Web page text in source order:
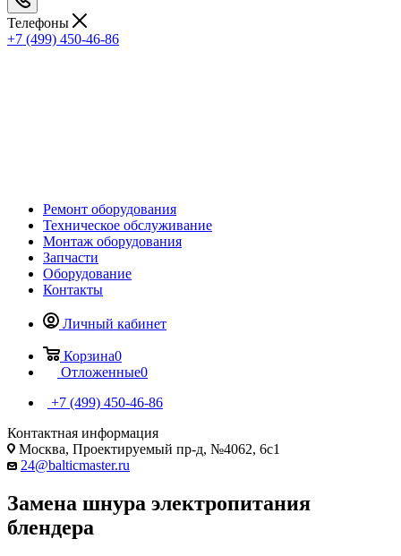
Телефоны
+7 (499) 450-46-86
Ремонт оборудования
Техническое обслуживание
Монтаж оборудования
Запчасти
Оборудование
Контакты
Личный кабинет
Корзина0
Отложенные0
+7 (499) 450-46-86
Контактная информация
Москва, Проектируемый пр-д, №4062, 6с1
24@balticmaster.ru
Замена шнура электропитания
блендера